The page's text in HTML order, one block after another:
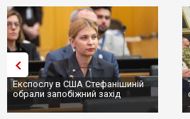
Експослу в США Стефанішиній
обрали запобіжний захід